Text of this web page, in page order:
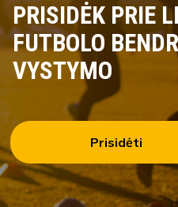
PRISIDĖK PRIE
FUTBOLO
VYSTYMO
Prisidėti